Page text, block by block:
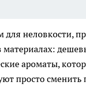
для неловкости,
материалах:
ароматы,
просто сменить